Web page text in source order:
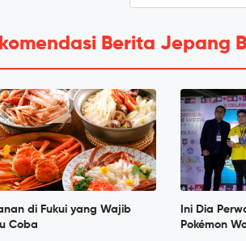
Berita Jepang
di Fukui yang Wajib
Coba
Ini Dia
Pokémon